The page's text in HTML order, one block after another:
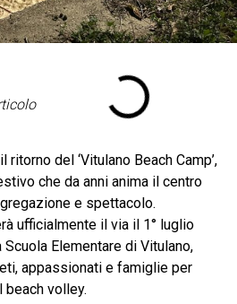
del ‘Vitulano Beach Camp’,
che da anni anima il centro
e spettacolo.
ufficialmente il via il 1° luglio
Elementare di Vitulano,
appassionati e famiglie per
beach volley.